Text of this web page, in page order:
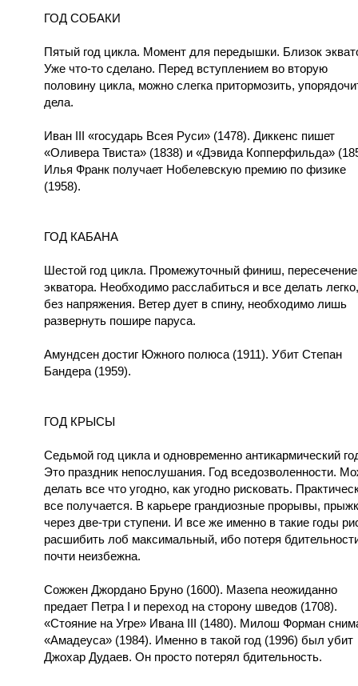
ГОД СОБАКИ
Пятый год цикла. Момент для передышки. Близок
Уже что-то сделано. Перед вступлением во вторую
половину цикла, можно слегка притормозить,
дела.
Иван III «государь Всея Руси» (1478). Диккенс пишет
«Оливера Твиста» (1838) и «Дэвида Копперфильда»
Илья Франк получает Нобелевскую премию по физике
(1958).
ГОД КАБАНА
Шестой год цикла. Промежуточный финиш, пересечение
экватора. Необходимо расслабиться и все делать легко,
без напряжения. Ветер дует в спину, необходимо лишь
развернуть пошире паруса.
Амундсен достиг Южного полюса (1911). Убит Степан
Бандера (1959).
ГОД КРЫСЫ
Седьмой год цикла и одновременно антикармический
Это праздник непослушания. Год вседозволенности.
делать все что угодно, как угодно рисковать.
все получается. В карьере грандиозные прорывы,
через две-три ступени. И все же именно в такие годы
расшибить лоб максимальный, ибо потеря
почти неизбежна.
Сожжен Джордано Бруно (1600). Мазепа неожиданно
предает Петра I и переход на сторону шведов (1708).
«Стояние на Угре» Ивана III (1480). Милош Форман
«Амадеуса» (1984). Именно в такой год (1996) был убит
Джохар Дудаев. Он просто потерял бдительность.